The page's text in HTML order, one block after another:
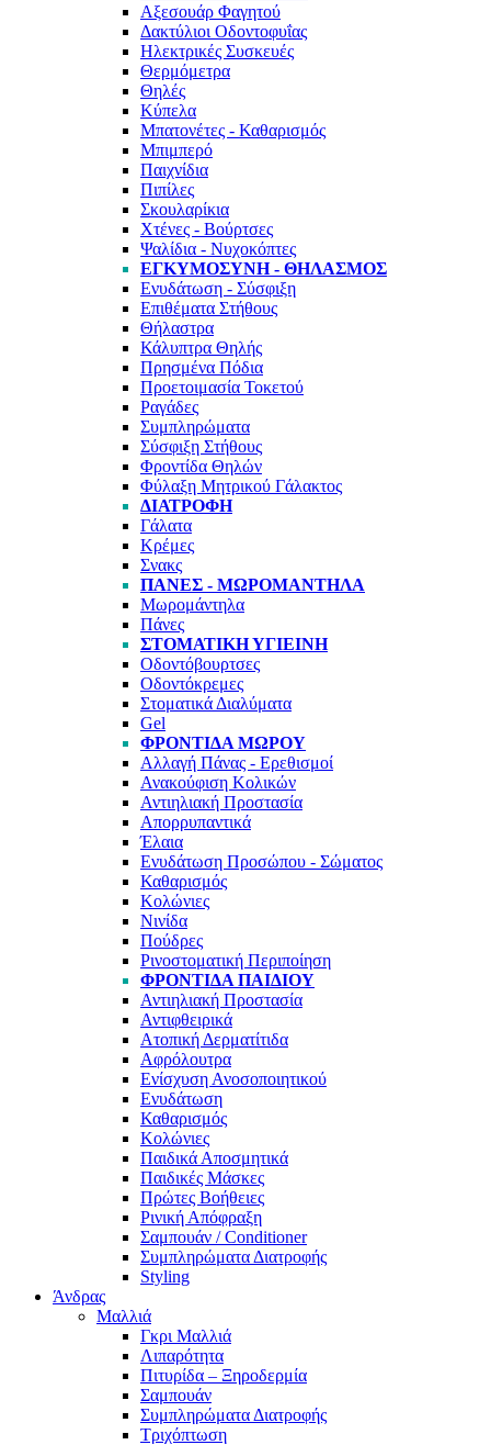
Αξεσουάρ Φαγητού
Δακτύλιοι Οδοντοφυΐας
Ηλεκτρικές Συσκευές
Θερμόμετρα
Θηλές
Κύπελα
Μπατονέτες - Καθαρισμός
Μπιμπερό
Παιχνίδια
Πιπίλες
Σκουλαρίκια
Χτένες - Βούρτσες
Ψαλίδια - Νυχοκόπτες
ΕΓΚΥΜΟΣΎΝΗ - ΘΗΛΑΣΜΌΣ
Ενυδάτωση - Σύσφιξη
Επιθέματα Στήθους
Θήλαστρα
Κάλυπτρα Θηλής
Πρησμένα Πόδια
Προετοιμασία Τοκετού
Ραγάδες
Συμπληρώματα
Σύσφιξη Στήθους
Φροντίδα Θηλών
Φύλαξη Μητρικού Γάλακτος
ΔΙΑΤΡΟΦΉ
Γάλατα
Κρέμες
Σνακς
ΠΆΝΕΣ - ΜΩΡΟΜΆΝΤΗΛΑ
Μωρομάντηλα
Πάνες
ΣΤΟΜΑΤΙΚΉ ΥΓΙΕΙΝΉ
Οδοντόβουρτσες
Οδοντόκρεμες
Στοματικά Διαλύματα
Gel
ΦΡΟΝΤΊΔΑ ΜΩΡΟΎ
Αλλαγή Πάνας - Ερεθισμοί
Ανακούφιση Κολικών
Αντιηλιακή Προστασία
Απορρυπαντικά
Έλαια
Ενυδάτωση Προσώπου - Σώματος
Καθαρισμός
Κολώνιες
Νινίδα
Πούδρες
Ρινοστοματική Περιποίηση
ΦΡΟΝΤΊΔΑ ΠΑΙΔΙΟΎ
Αντιηλιακή Προστασία
Αντιφθειρικά
Ατοπική Δερματίτιδα
Αφρόλουτρα
Ενίσχυση Ανοσοποιητικού
Ενυδάτωση
Καθαρισμός
Κολώνιες
Παιδικά Αποσμητικά
Παιδικές Μάσκες
Πρώτες Βοήθειες
Ρινική Απόφραξη
Σαμπουάν / Conditioner
Συμπληρώματα Διατροφής
Styling
Άνδρας
Μαλλιά
Γκρι Μαλλιά
Λιπαρότητα
Πιτυρίδα – Ξηροδερμία
Σαμπουάν
Συμπληρώματα Διατροφής
Τριχόπτωση